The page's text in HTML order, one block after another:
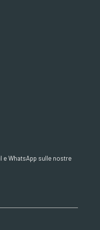
e WhatsApp sulle nostre